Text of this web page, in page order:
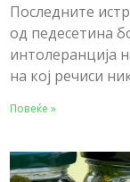
Последните
од педесетина
интолеранција
на кој речиси
Повеќе »